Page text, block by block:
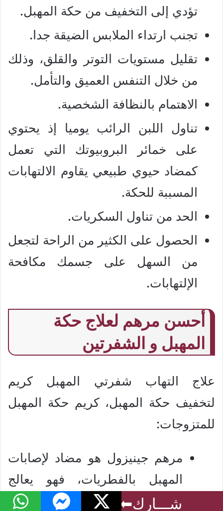
تؤدي إلى التخفيف من حكة المهبل.
تجنب ارتداء الملابس الضيقة جدا.
تقليل مستويات التوتر والقلق، وذلك
من خلال التنفس العميق والتأمل.
الاهتمام بالنظافة الشخصية.
تناول اللبن الرائب يوميا إذ يحتوي
على خمائر البروبيوتك التي تعمل
كمضاد حيوي طبيعي يقاوم الالتهابات
المسببة للحكة.
الحد من تناول السكريات.
الحصول على الكثير من الراحة لتجعل
من السهل على جسمك مكافحة
الإلتهابات.
أحسن مرهم لعلاج حكة
المهبل و الشفرتين
علاج التهاب شفرتي المهبل كريم
لتخفيف حكة المهبل، كريم حكة المهبل
للمتزوجات:
مرهم جينيزول هو مضاد لإصابات
المهبل بالفطريات، فهو يعالج
الفطريات التي تصيب المهبل،